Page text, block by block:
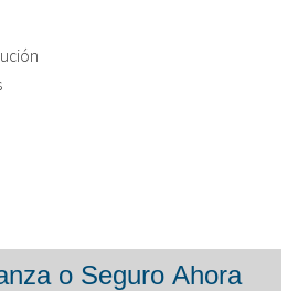
o Seguro Ahora